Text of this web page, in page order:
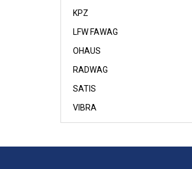
KPZ
LFW FAWAG
OHAUS
RADWAG
SATIS
VIBRA